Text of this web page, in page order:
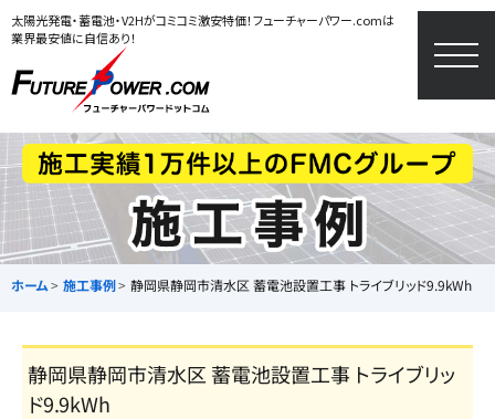
太陽光発電・蓄電池・V2Hがコミコミ激安特価！フューチャーパワー.comは
業界最安値に自信あり！
ホーム 施工事例 静岡県静岡市清水区 蓄電池設置工事 トライブリッド9.9kWh
静岡県静岡市清水区 蓄電池設置工事 トライブリッ
ド9.9kWh